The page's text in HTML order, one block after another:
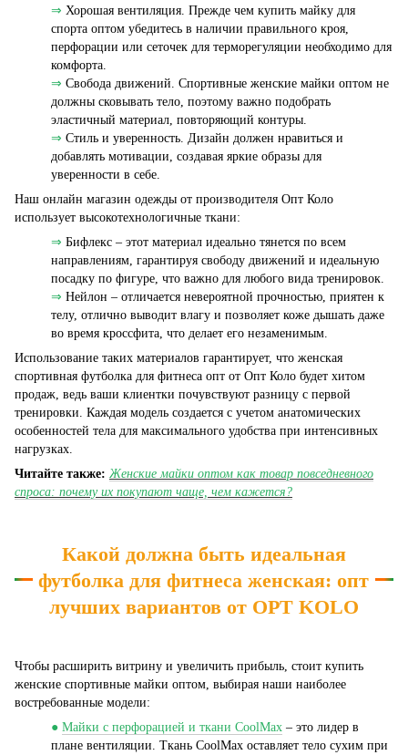
⇒ Хорошая вентиляция. Прежде чем купить майку для
спорта оптом убедитесь в наличии правильного кроя,
перфорации или сеточек для терморегуляции необходимо для
комфорта.
⇒ Свобода движений. Спортивные женские майки оптом не
должны сковывать тело, поэтому важно подобрать
эластичный материал, повторяющий контуры.
⇒ Стиль и уверенность. Дизайн должен нравиться и
добавлять мотивации, создавая яркие образы для
уверенности в себе.
Наш онлайн магазин одежды от производителя Опт Коло
использует высокотехнологичные ткани:
⇒ Бифлекс – этот материал идеально тянется по всем
направлениям, гарантируя свободу движений и идеальную
посадку по фигуре, что важно для любого вида тренировок.
⇒ Нейлон – отличается невероятной прочностью, приятен к
телу, отлично выводит влагу и позволяет коже дышать даже
во время кроссфита, что делает его незаменимым.
Использование таких материалов гарантирует, что женская
спортивная футболка для фитнеса опт от Опт Коло будет хитом
продаж, ведь ваши клиентки почувствуют разницу с первой
тренировки. Каждая модель создается с учетом анатомических
особенностей тела для максимального удобства при интенсивных
нагрузках.
Читайте также: Женские майки оптом как товар повседневного
спроса: почему их покупают чаще, чем кажется?
Какой должна быть идеальная
футболка для фитнеса женская: опт
лучших вариантов от OPT KOLO
Чтобы расширить витрину и увеличить прибыль, стоит купить
женские спортивные майки оптом, выбирая наши наиболее
востребованные модели:
● Майки с перфорацией и ткани CoolMax – это лидер в
плане вентиляции. Ткань CoolMax оставляет тело сухим при